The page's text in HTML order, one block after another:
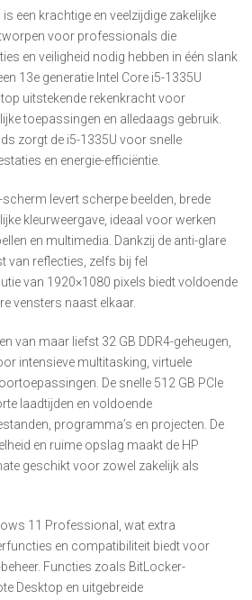
een krachtige en veelzijdige zakelijke
voor professionals die
en veiligheid nodig hebben in één slank
13e generatie Intel Core i5-1335U
uitstekende rekenkracht voor
toepassingen en alledaags gebruik.
zorgt de i5-1335U voor snelle
en energie-efficiëntie.
scherm levert scherpe beelden, brede
kleurweergave, ideaal voor werken
en multimedia. Dankzij de anti-glare
van reflecties, zelfs bij fel
van 1920×1080 pixels biedt voldoende
vensters naast elkaar.
van maar liefst 32 GB DDR4-geheugen,
intensieve multitasking, virtuele
De snelle 512 GB PCIe
laadtijden en voldoende
programma’s en projecten. De
en ruime opslag maakt de HP
geschikt voor zowel zakelijk als
11 Professional, wat extra
en compatibiliteit biedt voor
Functies zoals BitLocker-
Desktop en uitgebreide